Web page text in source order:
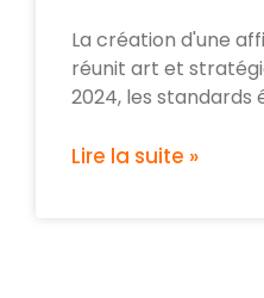
La création d'une
réunit art et
2024, les standards
Lire la suite »